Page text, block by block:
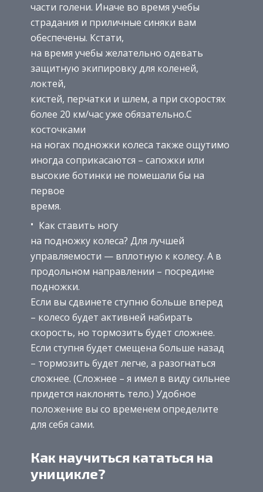
части голени. Иначе во время учебы
страдания и приличные синяки вам
обеспечены. Кстати,
на время учебы желательно одевать
защитную экипировку для коленей,
локтей,
кистей, перчатки и шлем, а при скоростях
более 20 км/час уже обязательно.С
косточками
на ногах подножки колеса также ощутимо
иногда соприкасаются – сапожки или
высокие ботинки не помешали бы на
первое
время.
Как ставить ногу
на подножку колеса? Для лучшей
управляемости — вплотную к колесу. А в
продольном направлении – посредине
подножки.
Если вы сдвинете ступню больше вперед
– колесо будет активней набирать
скорость, но тормозить будет сложнее.
Если ступня будет смещена больше назад
– тормозить будет легче, а разогнаться
сложнее. (Сложнее – я имел в виду сильнее
придется наклонять тело.) Удобное
положение вы со временем определите
для себя сами.
Как научиться кататься на
уницикле?